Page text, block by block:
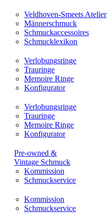
Veldhoven-Smeets Atelier
Männerschmuck
Schmuckaccessoires
Schmucklexikon
Verlobungsringe
Trauringe
Memoire Ringe
Konfigurator
Verlobungsringe
Trauringe
Memoire Ringe
Konfigurator
Pre-owned &
Vintage Schmuck
Kommission
Schmuckservice
Kommission
Schmuckservice